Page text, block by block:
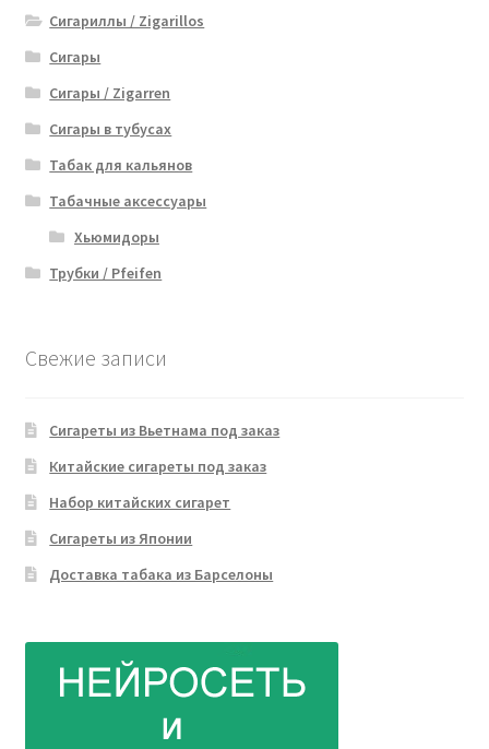
Сигариллы / Zigarillos
Сигары
Сигары / Zigarren
Сигары в тубусах
Табак для кальянов
Табачные аксессуары
Хьюмидоры
Трубки / Pfeifen
Свежие записи
Сигареты из Вьетнама под заказ
Китайские сигареты под заказ
Набор китайских сигарет
Сигареты из Японии
Доставка табака из Барселоны